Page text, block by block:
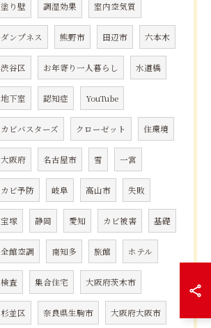
塗り壁 調湿効果 室内空気質
ダンプネス 熊野市 田辺市 六本木
渋谷区 お年寄り一人暮らし 水道橋
地下室 認知症 YouTube
カビバスターズ クローゼット 住環境
大阪府 名古屋市 雪 一宮
カビ予防 岐阜 高山市 失敗
宝塚 静岡 愛知 カビ被害 基礎
全館空調 南知多 旅館 ホテル
検査 集合住宅 大阪府茨木市
杉並区 奈良県生駒市 大阪府大阪市